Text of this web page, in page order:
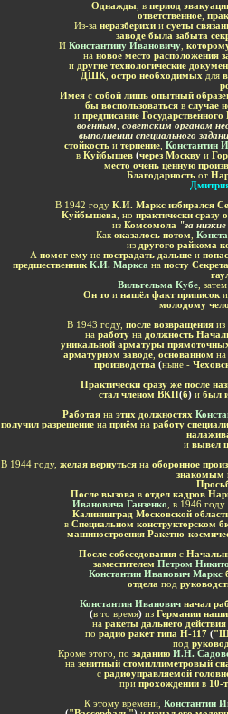
Однажды , в период
ответственное
Из-за неразберихи и суеты
заводе была забыта
И Константину Ивановичу,
на новое место расположения
идругие технологические
ДШК, остро необходимых для
Имея с собой лишь опытный
бы воспользоваться в случае
и предписание
военным
советским органам
выполнении специального
стойкость и терпение Константин
в Куйбышев(через Москву и
место очень ценную
Благодарность от
В 1942 году К.И. Маркс избирался
Куйбышева , но практически
изКомсомола "за
Как оказалось потом
издругого райкома
А помог ему не пострадать дальше и
предшественникК.И. Маркса на посту
Вильгельма Кубе ,
Он то инашёл факт приписок
молодому
В 1943 году, после возвращенияиз
на работу на должность
уникальной арматуры
арматурном заводе основанном на
производства (ныне -
Практически сразу же после
стал членом ВКП(б) и был
Работая на этих должностях
получил разрешение на приём на работу
и вывел
В 1944 году, желая вернуться на оборонное
знакомым
После вызова в отдел кадров
Ивановича Ганзенко , в 1946 году
Калининград Московской
в Специальном конструкторском
машиностроения Ракетно-
После собеседования с
заместителем Петром
Константин Иванович Маркс
отдела под
Константин Иванович начал
(в то время) из Германии
на ракеты дальнего
по радио ракет типа Н-117 (
под
Кроме этого, по заданию И.Н.
на зенитный стомиллиметровый
срадиоуправляемой
при прохождении в 10-
К этому времени, Константин